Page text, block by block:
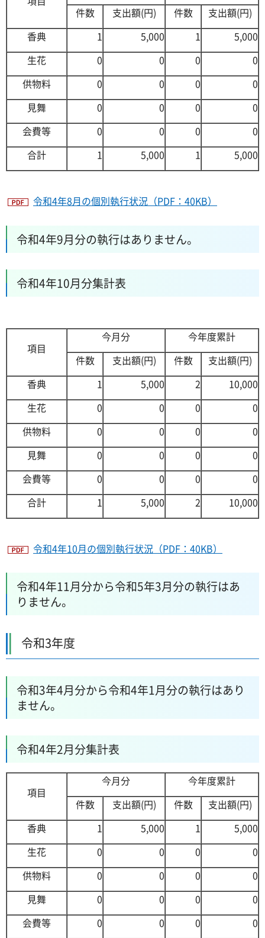
件数
支出額(円) 件数
支出額(円)
香典
1 5,000 1
5,000
生花
0 0 0
0
供物料
0 0 0
0
見舞
0 0 0
0
会費等
0 0 0
0
合計
1 5,000 1 5,000
令和4年8月の個別執行状況（PDF：40KB）
令和4年9月分の執行はありません。
令和4年10月分集計表
項目
今月分
今年度累計
件数
支出額(円) 件数
支出額(円)
香典
1 5,000 2
10,000
生花
0 0 0
0
供物料
0 0 0
0
見舞
0 0 0
0
会費等
0 0 0
0
合計
1 5,000 2 10,000
令和4年10月の個別執行状況（PDF：40KB）
令和4年11月分から令和5年3月分の執行はあ
りません。
令和3年度
令和3年4月分から令和4年1月分の執行はあり
ません。
令和4年2月分集計表
項目
今月分
今年度累計
件数
支出額(円) 件数
支出額(円)
香典
1 5,000 1
5,000
生花
0 0 0
0
供物料
0 0 0
0
見舞
0 0 0
0
会費等
0 0 0
0